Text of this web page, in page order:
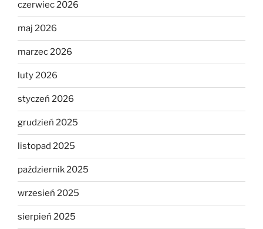
czerwiec 2026
maj 2026
marzec 2026
luty 2026
styczeń 2026
grudzień 2025
listopad 2025
październik 2025
wrzesień 2025
sierpień 2025